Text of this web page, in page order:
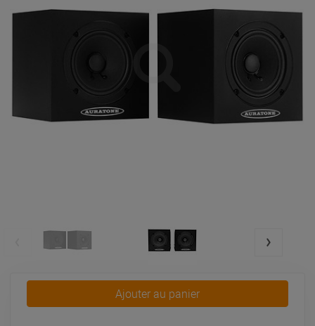
Ajouter au panier